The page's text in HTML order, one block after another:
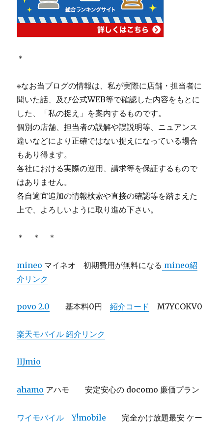
＊
※なお当ブログの情報は、私が実際に店舗・担当者に
聞いた話、及び公式WEB等で確認した内容をもとに
した、「私の捉え」を案内するものです。
個別の店舗、担当者の誤解や誤説明等、ニュアンス
違いなどにより正確ではない捉えになっている場合
もあり得ます。
各社における実際の運用、請求等を保証するもので
はありません。
各自適宜追加の情報検索や直接の確認等を踏まえた
上で、よろしいように取り進め下さい。
＊ ＊ ＊
mineo マイネオ 初期費用が無料になる mineo紹
介リンク
povo 2.0 基本料0円紹介コード M7YCOKV0
楽天モバイル 紹介リンク
IIJmio
ahamo アハモ 安定安心の docomo 廉価プラン
ワイモバイル Y!mobile 完全かけ放題最安 ケー